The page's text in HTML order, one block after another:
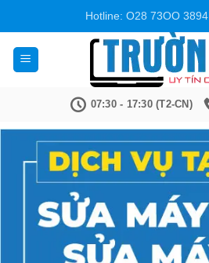
nội
dung
Hotline: O28 73OO 3894
07:30 - 17:30 (T2-CN)